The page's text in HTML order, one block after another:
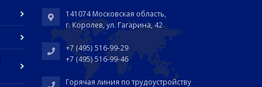
141074 Московская область,
г. Королев, ул. Гагарина, 42
+7 (495) 516-99-29
+7 (495) 516-99-46
Горячая линия по трудоустройству